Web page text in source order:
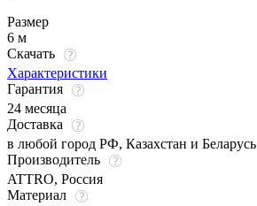
Размер
6 м
Скачать
Характеристики
Гарантия
24 месяца
Доставка
в любой город РФ, Казахстан и Беларусь
Производитель
ATTRO, Россия
Материал